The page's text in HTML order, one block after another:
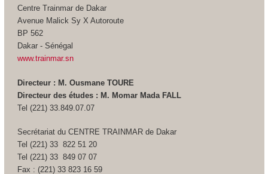
Centre Trainmar de Dakar
Avenue Malick Sy X Autoroute
BP 562
Dakar - Sénégal
www.trainmar.sn
Directeur : M. Ousmane TOURE
Directeur des études : M. Momar Mada FALL
Tel (221) 33.849.07.07
Secrétariat du CENTRE TRAINMAR de Dakar
Tel (221) 33 822 51 20
Tel (221) 33 849 07 07
Fax : (221) 33 823 16 59